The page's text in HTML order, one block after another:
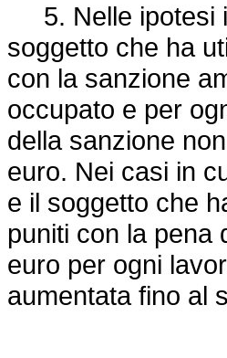
5. Nelle ipotesi
soggetto che ha
con la sanzione
occupato e per
della sanzione
euro. Nei casi in
e il soggetto che
puniti con la pena
euro per ogni
aumentata fino al